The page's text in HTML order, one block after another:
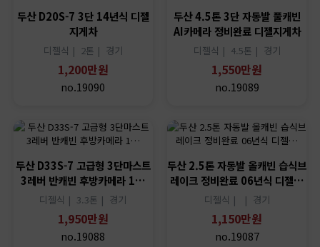
두산 D20S-7 3단 14년식 디젤
지게차
디젤식 | 2톤 | 경기
1,200만원
no.19090
두산 4.5톤 3단 자동발 풀캐빈
AI카메라 정비완료 디젤지게차
디젤식 | 4.5톤 | 경기
1,550만원
no.19089
두산 D33S-7 고급형 3단마스트
3레버 반캐빈 후방카메라 1…
디젤식 | 3.3톤 | 경기
1,950만원
no.19088
두산 2.5톤 자동발 올캐빈 습식브
레이크 정비완료 06년식 디젤…
디젤식 | | 경기
1,150만원
no.19087